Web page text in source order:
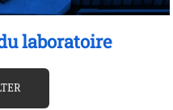
laboratoire